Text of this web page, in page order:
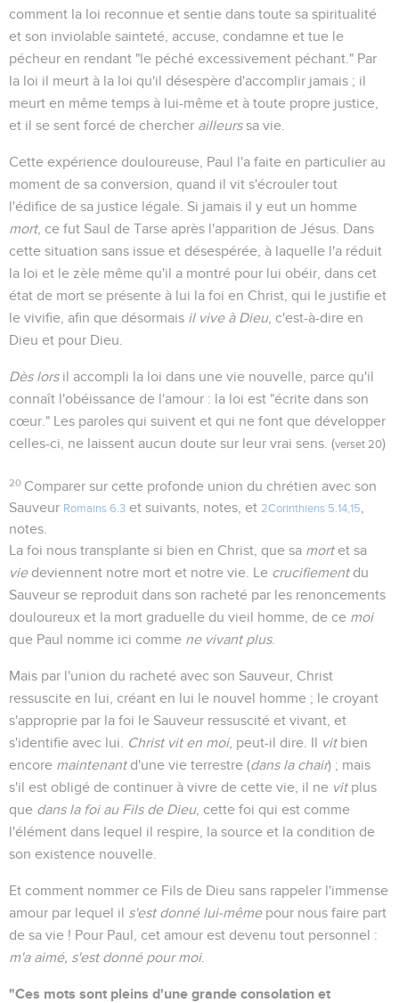
comment la loi reconnue et sentie dans toute sa spiritualité
et son inviolable sainteté, accuse, condamne et tue le
pécheur en rendant "le péché excessivement péchant." Par
la loi il meurt à la loi qu'il désespère d'accomplir jamais ; il
meurt en même temps à lui-même et à toute propre justice,
et il se sent forcé de chercher ailleurssa vie.
Cette expérience douloureuse, Paul l'a faite en particulier au
moment de sa conversion, quand il vit s'écrouler tout
l'édifice de sa justice légale. Si jamais il y eut un homme
mort, ce fut Saul de Tarse après l'apparition de Jésus. Dans
cette situation sans issue et désespérée, à laquelle l'a réduit
la loi et le zèle même qu'il a montré pour lui obéir, dans cet
état de mort se présente à lui la foi en Christ, qui le justifie et
le vivifie, afin que désormais il vive à Dieu, c'est-à-dire en
Dieu et pour Dieu.
Dès lorsil accompli la loi dans une vie nouvelle, parce qu'il
connaît l'obéissance de l'amour : la loi est "écrite dans son
cœur." Les paroles qui suivent et qui ne font que développer
celles-ci, ne laissent aucun doute sur leur vrai sens. (verset 20)
20 Comparer sur cette profonde union du chrétien avec son
Sauveur Romains 6.3 et suivants, notes, et 2Corinthiens 5.14,15
notes.
La foi nous transplante si bien en Christ, que sa mortet sa
viedeviennent notre mort et notre vie. Le crucifiementdu
Sauveur se reproduit dans son racheté par les renoncements
douloureux et la mort graduelle du vieil homme, de ce moi
que Paul nomme ici comme ne vivant plus.
Mais par l'union du racheté avec son Sauveur, Christ
ressuscite en lui, créant en lui le nouvel homme ; le croyant
s'approprie par la foi le Sauveur ressuscité et vivant, et
s'identifie avec lui.
Christ vit en moi, peut-il dire. Il vitbien
encore maintenantd'une vie terrestre (dans la chair) ; mais
s'il est obligé de continuer à vivre de cette vie, il ne vitplus
que dans la foi au Fils de Dieu, cette foi qui est comme
l'élément dans lequel il respire, la source et la condition de
son existence nouvelle.
Et comment nommer ce Fils de Dieu sans rappeler l'immense
amour par lequel il s'est donné lui-mêmepour nous faire part
de sa vie ! Pour Paul, cet amour est devenu tout personnel :
m'a aimé, s'est donné pour moi.
"Ces mots sont pleins d'une grande consolation et